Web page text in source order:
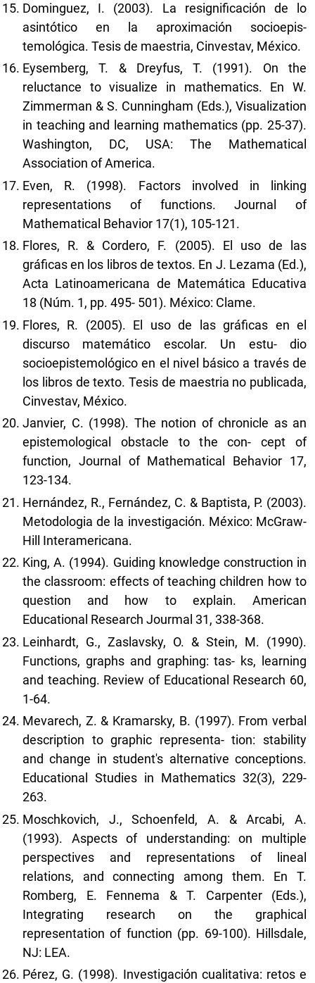
Dominguez, I. (2003). La resignificación de lo
asintótico en la aproximación socioepis-
temológica. Tesis de maestria, Cinvestav, México.
Eysemberg, T. & Dreyfus, T. (1991). On the
reluctance to visualize in mathematics. En W.
Zimmerman & S. Cunningham (Eds.), Visualization
in teaching and learning mathematics (pp. 25-37).
Washington, DC, USA: The Mathematical
Association of America.
Even, R. (1998). Factors involved in linking
representations of functions. Journal of
Mathematical Behavior 17(1), 105-121.
Flores, R. & Cordero, F. (2005). El uso de las
gráficas en los libros de textos. En J. Lezama (Ed.),
Acta Latinoamericana de Matemática Educativa
18 (Núm. 1, pp. 495- 501). México: Clame.
Flores, R. (2005). El uso de las gráficas en el
discurso matemático escolar. Un estu- dio
socioepistemológico en el nivel básico a través de
los libros de texto. Tesis de maestria no publicada,
Cinvestav, México.
Janvier, C. (1998). The notion of chronicle as an
epistemological obstacle to the con- cept of
function, Journal of Mathematical Behavior 17,
123-134.
Hernández, R., Fernández, C. & Baptista, P. (2003).
Metodologia de la investigación. México: McGraw-
Hill Interamericana.
King, A. (1994). Guiding knowledge construction in
the classroom: effects of teaching children how to
question and how to explain. American
Educational Research Jourmal 31, 338-368.
Leinhardt, G., Zaslavsky, O. & Stein, M. (1990).
Functions, graphs and graphing: tas- ks, learning
and teaching. Review of Educational Research 60,
1-64.
Mevarech, Z. & Kramarsky, B. (1997). From verbal
description to graphic representa- tion: stability
and change in student's alternative conceptions.
Educational Studies in Mathematics 32(3), 229-
263.
Moschkovich, J., Schoenfeld, A. & Arcabi, A.
(1993). Aspects of understanding: on multiple
perspectives and representations of lineal
relations, and connecting among them. En T.
Romberg, E. Fennema & T. Carpenter (Eds.),
Integrating research on the graphical
representation of function (pp. 69-100). Hillsdale,
NJ: LEA.
Pérez, G. (1998). Investigación cualitativa: retos e